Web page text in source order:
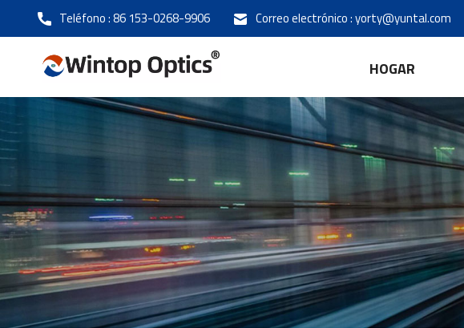
Teléfono :86 153-0268-9906 Correo electrónico :yorty@yuntal.com
HOGAR